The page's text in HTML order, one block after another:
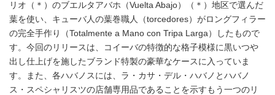
リオ（＊）のブエルタアバホ（Vuelta Abajo）（＊）地区で選んだ
葉を使い、キューバ人の葉巻職人（torcedores）がロングフィラー
の完全手作り（Totalmente a Mano con Tripa Larga）したもので
す。今回のリリースは、コイーバの特徴的な格子模様に黒いつや
出し仕上げを施したブランド特製の豪華なケースに入っていま
す。また、各ハバノスには、ラ・カサ・デル・ハバノとハバノ
ス・スペシャリスツの店舗専用品であることを示すもう一つのリ